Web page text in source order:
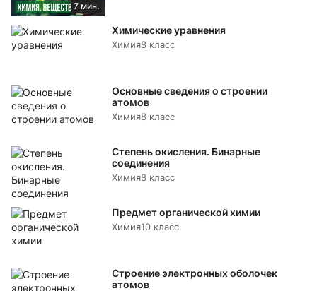
7 мин.
Химические уравнения
Химия8 класс
Основные сведения о строении
атомов
Химия8 класс
Степень окисления. Бинарные
соединения
Химия8 класс
Предмет органической химии
Химия10 класс
Строение электронных оболочек
атомов